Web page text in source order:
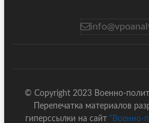
© Copyright 2023 Военно-
Перепечатка материалов
гиперссылки на сайт "Военно-